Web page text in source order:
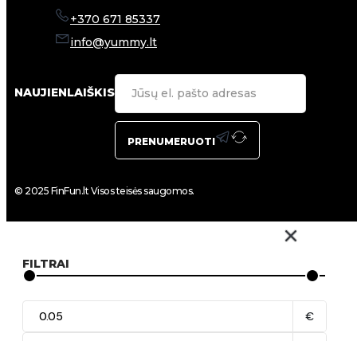
+370 671 85337
info@yummy.lt
NAUJIENLAIŠKIS
PRENUMERUOTI
© 2025 FinFun.lt Visos teisės saugomos.
FILTRAI
€